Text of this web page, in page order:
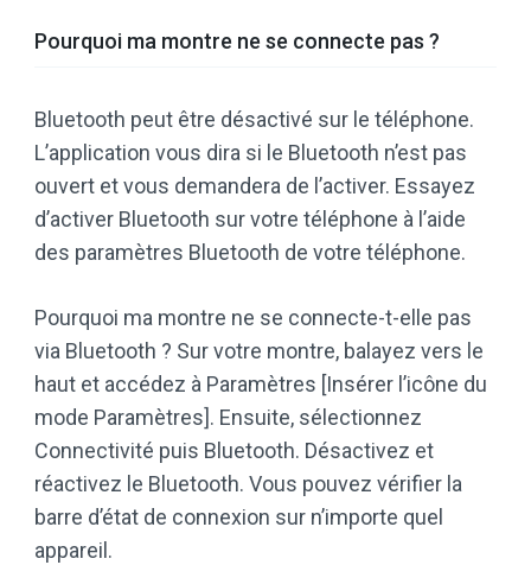
Pourquoi ma montre ne se connecte pas ?
Bluetooth peut être désactivé sur le téléphone.
L’application vous dira si le Bluetooth n’est pas
ouvert et vous demandera de l’activer. Essayez
d’activer Bluetooth sur votre téléphone à l’aide
des paramètres Bluetooth de votre téléphone.
Pourquoi ma montre ne se connecte-t-elle pas
via Bluetooth ? Sur votre montre, balayez vers le
haut et accédez à Paramètres [Insérer l’icône du
mode Paramètres]. Ensuite, sélectionnez
Connectivité puis Bluetooth. Désactivez et
réactivez le Bluetooth. Vous pouvez vérifier la
barre d’état de connexion sur n’importe quel
appareil.